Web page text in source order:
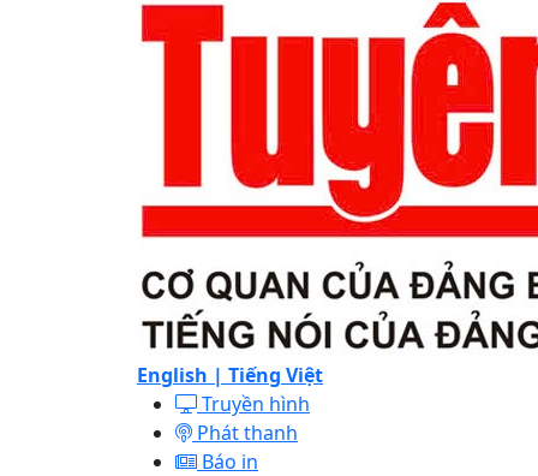
English | Tiếng Việt
Truyền hình
Phát thanh
Báo in